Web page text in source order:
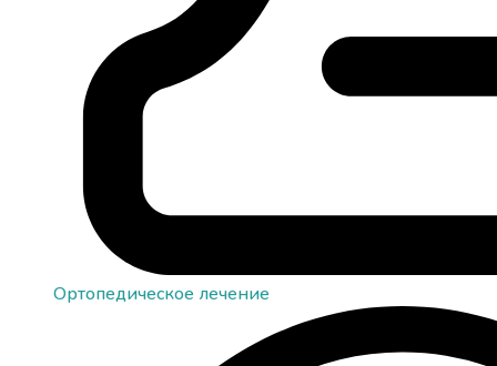
Ортопедическое лечение